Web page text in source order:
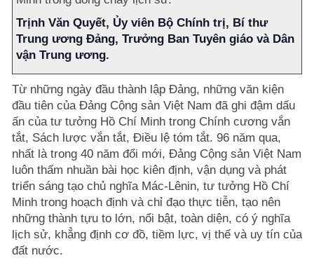
Trịnh Văn Quyết, Ủy viên Bộ Chính trị, Bí thư
Trung ương Đảng, Trưởng Ban Tuyên giáo và Dân
vận Trung ương.
Từ những ngày đầu thành lập Đảng, những văn kiện
đầu tiên của Đảng Cộng sản Việt Nam đã ghi đậm dấu
ấn của tư tưởng Hồ Chí Minh trong Chính cương vắn
tắt, Sách lược vắn tắt, Điều lệ tóm tắt. 96 năm qua,
nhất là trong 40 năm đổi mới, Đảng Cộng sản Việt Nam
luôn thấm nhuần bài học kiên định, vận dụng và phát
triển sáng tạo chủ nghĩa Mác-Lênin, tư tưởng Hồ Chí
Minh trong hoạch định và chỉ đạo thực tiễn, tạo nên
những thành tựu to lớn, nổi bật, toàn diện, có ý nghĩa
lịch sử, khẳng định cơ đồ, tiềm lực, vị thế và uy tín của
đất nước.